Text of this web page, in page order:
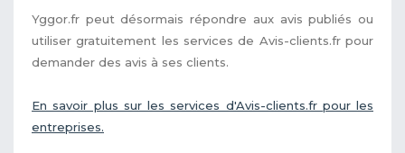
Yggor.fr peut désormais répondre aux avis publiés ou
utiliser gratuitement les services de Avis-clients.fr pour
demander des avis à ses clients.
En savoir plus sur les services d'Avis-clients.fr pour les
entreprises.